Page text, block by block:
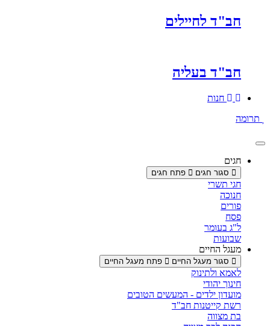
חב"ד לחיילים
חב"ד בעליה
חנות
תרומה
חגים
סגור חגים פתח חגים
חגי תשרי
חנוכה
פורים
פסח
ל"ג בעומר
שבועות
מעגל החיים
סגור מעגל החיים פתח מעגל החיים
לאמא ולתינוק
חינוך יהודי
מועדון ילדים - המעשים הטובים
רשת קייטנות חב"ד
בת מצווה